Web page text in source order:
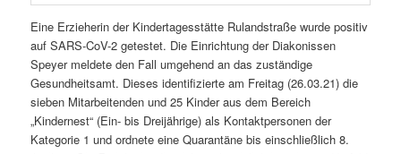
Eine Erzieherin der Kindertagesstätte Rulandstraße wurde positiv
auf SARS-CoV-2 getestet. Die Einrichtung der Diakonissen
Speyer meldete den Fall umgehend an das zuständige
Gesundheitsamt. Dieses identifizierte am Freitag (26.03.21) die
sieben Mitarbeitenden und 25 Kinder aus dem Bereich
„Kindernest“ (Ein- bis Dreijährige) als Kontaktpersonen der
Kategorie 1 und ordnete eine Quarantäne bis einschließlich 8.